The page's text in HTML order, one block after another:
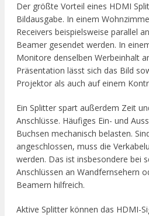
Der größte Vorteil eines HDMI
Bildausgabe. In einem
Receivers beispielsweise parallel
Beamer gesendet werden. In
Monitore denselben Werbeinhalt
Präsentation lässt sich das Bild
Projektor als auch auf einem
Ein Splitter spart außerdem Zeit
Anschlüsse. Häufiges Ein- und
Buchsen mechanisch belasten.
angeschlossen, muss die
werden. Das ist insbesondere bei
Anschlüssen an Wandfernsehern
Beamern hilfreich.
Aktive Splitter können das HDMI-